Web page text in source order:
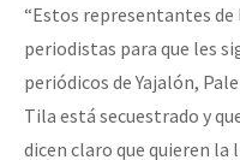
“Estos representantes de
periodistas para que les
periódicos de Yajalón,
Tila está secuestrado y
dicen claro que quieren